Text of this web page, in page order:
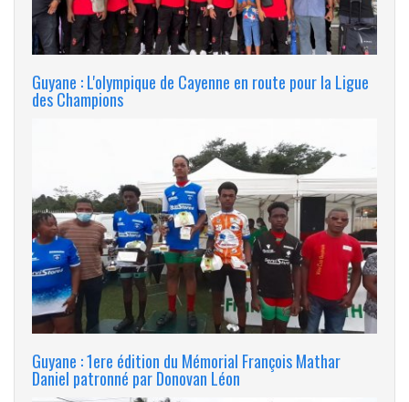
Guyane : L'olympique de Cayenne en route pour la Ligue
des Champions
Guyane : 1ere édition du Mémorial François Mathar
Daniel patronné par Donovan Léon